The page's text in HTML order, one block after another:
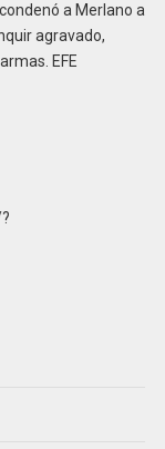
a Merlano a
agravado,
EFE